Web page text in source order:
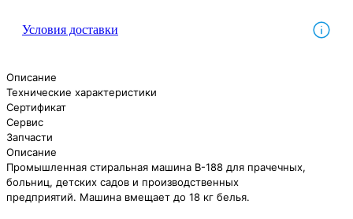
Условия доставки
Описание
Технические характеристики
Сертификат
Сервис
Запчасти
Описание
Промышленная стиральная машина В-188 для прачечных,
больниц, детских садов и производственных
предприятий. Машина вмещает до 18 кг белья.